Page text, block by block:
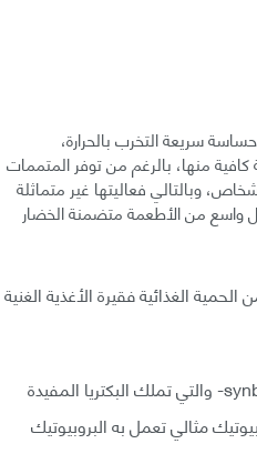
سريعة التخرب بالحرارة،
منها، بالرغم من توفر المتممات
وبالتالي فعاليتها غير متماثلة
واسع من الأطعمة متضمنة الخضار
الغذائية فقيرة الأغذية الغنية
مشاركة البروبيوتيك والبريبيوتيك يزيد من المنتجات المعروفة بالسينبيوتيك- synbiotics- والتي تملك البكتريا المفيدة
مثالي تعمل به البروبيوتيك